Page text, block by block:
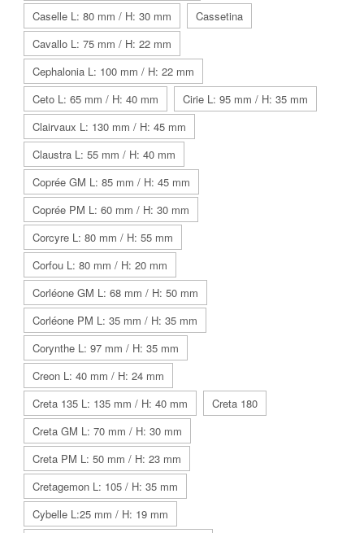
Caselle L: 80 mm / H: 30 mm
Cassetina
Cavallo L: 75 mm / H: 22 mm
Cephalonia L: 100 mm / H: 22 mm
Ceto L: 65 mm / H: 40 mm
Cirie L: 95 mm / H: 35 mm
Clairvaux L: 130 mm / H: 45 mm
Claustra L: 55 mm / H: 40 mm
Coprée GM L: 85 mm / H: 45 mm
Coprée PM L: 60 mm / H: 30 mm
Corcyre L: 80 mm / H: 55 mm
Corfou L: 80 mm / H: 20 mm
Corléone GM L: 68 mm / H: 50 mm
Corléone PM L: 35 mm / H: 35 mm
Corynthe L: 97 mm / H: 35 mm
Creon L: 40 mm / H: 24 mm
Creta 135 L: 135 mm / H: 40 mm
Creta 180
Creta GM L: 70 mm / H: 30 mm
Creta PM L: 50 mm / H: 23 mm
Cretagemon L: 105 / H: 35 mm
Cybelle L:25 mm / H: 19 mm